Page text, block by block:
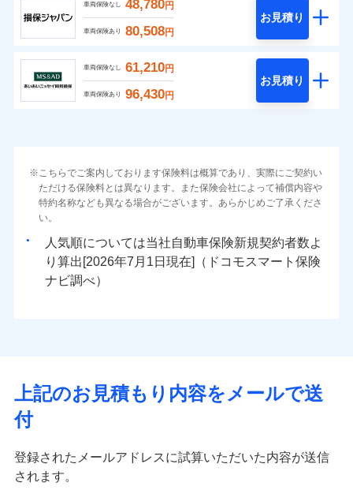
車両保険なし 48,780円
車両保険あり 80,508円
お見積り
車両保険なし 61,210円
車両保険あり 96,430円
お見積り
こちらでご案内しております保険料は概算であり、実際にご契約い
ただける保険料とは異なります。また保険会社によって補償内容や
特約名称なども異なる場合がございます。あらかじめご了承くださ
い。
人気順については当社
新規契約者数よ
り算出[
年 月
日現在]（ドコモスマート保険
ナビ調べ）
上記のお見積もり内容をメールで送
付
登録されたメールアドレスに試算いただいた内容が送信
されます。